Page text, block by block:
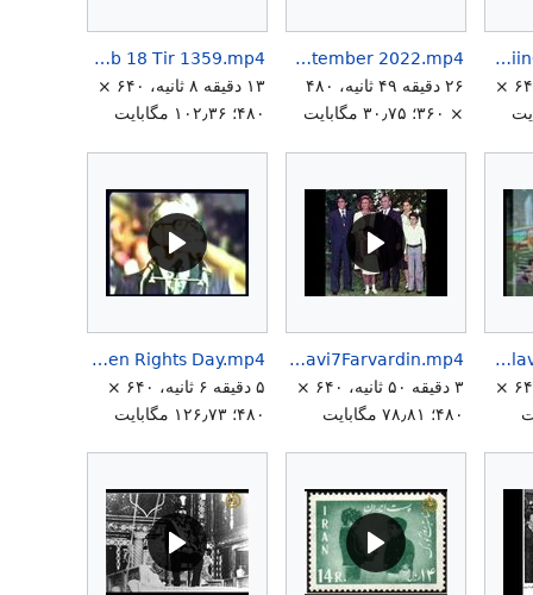
FuneralofMohammadRezaShahPahlaviinCairo1980.mp4
۱۱ دقیقه ۲ ثانیه، ۶۴۰ ×
German Parliament Discussion About Demonstrations Iran 7 September 2022.mp4
۲۶ دقیقه ۴۹ ثانیه، ۴۸۰
× ۳۶۰؛ ۳۰٫۷۵ مگابایت
Ghyam Neghab 18 Tir 1359.mp4
۱۳ دقیقه ۸ ثانیه، ۶۴۰ ×
۴۸۰؛ ۱۰۲٫۳۶ مگابایت
HappyBirthdayPrincessFarahnazPahlavi21Esfand.mp4
۳ دقیقه ۳۶ ثانیه، ۶۴۰ ×
HappyBirthdayPrincessLeilaPahlavi7Farvardin.mp4
۳ دقیقه ۵۰ ثانیه، ۶۴۰ ×
۴۸۰؛ ۷۸٫۸۱ مگابایت
HIM Aryamehr 16th Anniversary Women Rights Day.mp4
۵ دقیقه ۶ ثانیه، ۶۴۰ ×
۴۸۰؛ ۱۲۶٫۷۳ مگابایت